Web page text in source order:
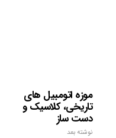
موزه اتومبیل های
تاریخی، کلاسیک و
دست ساز
نوشته بعد